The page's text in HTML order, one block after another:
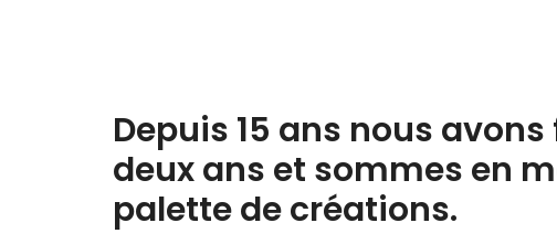
Depuis 15 ans nous
deux ans et sommes en
palette de créations.